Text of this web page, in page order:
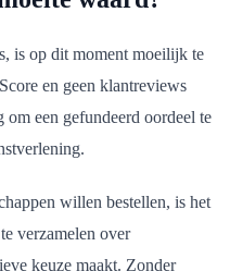
is op dit moment moeilijk te
en geen klantreviews
een gefundeerd oordeel te
willen bestellen, is het
verzamelen over
keuze maakt. Zonder